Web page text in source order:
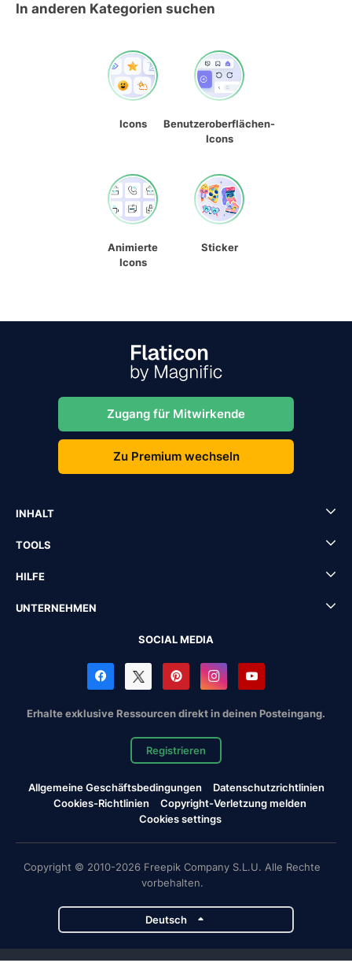
In anderen Kategorien suchen
Icons
Benutzeroberflächen-
Icons
Animierte
Icons
Sticker
Zugang für Mitwirkende
Zu Premium wechseln
INHALT
TOOLS
HILFE
UNTERNEHMEN
SOCIAL MEDIA
Erhalte exklusive Ressourcen direkt in deinen Posteingang.
Registrieren
Allgemeine Geschäftsbedingungen
Datenschutzrichtlinien
Cookies-Richtlinien
Copyright-Verletzung melden
Cookies settings
Copyright © 2010-2026 Freepik Company S.L.U. Alle Rechte
vorbehalten.
Deutsch